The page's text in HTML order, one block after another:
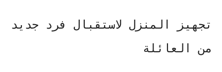
تجهيز المنزل لاستقبال فرد جديد
من العائلة